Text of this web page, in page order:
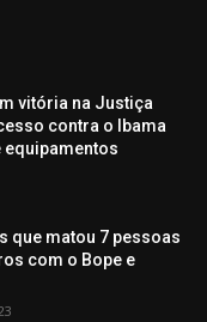
vitória na Justiça
contra o Ibama
que matou 7 pessoas
com o Bope e